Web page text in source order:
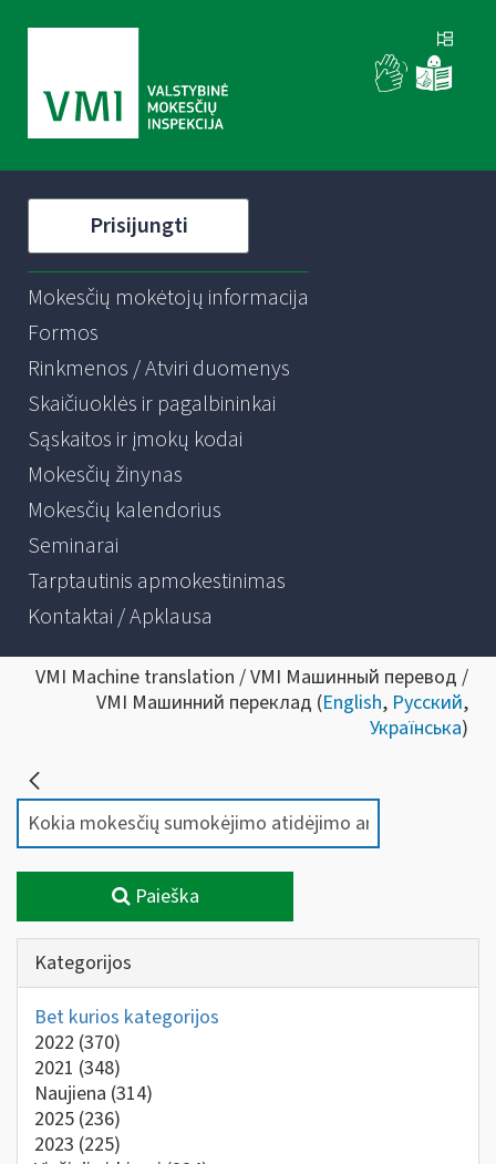
Prisijungti
Mokesčių mokėtojų informacija
Formos
Rinkmenos / Atviri duomenys
Skaičiuoklės ir pagalbininkai
Sąskaitos ir įmokų kodai
Mokesčių žinynas
Mokesčių kalendorius
Seminarai
Tarptautinis apmokestinimas
Kontaktai / Apklausa
VMI Machine translation / VMI Машинный перевод /
VMI Машинний переклад (English, Русский,
Українська)
Paieška
Kategorijos
Bet kurios kategorijos
2022 (370)
2021 (348)
Naujiena (314)
2025 (236)
2023 (225)